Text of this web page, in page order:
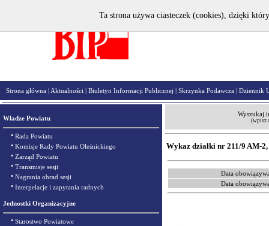
Strona główna | Aktualności | Biuletyn Informacji Publicznej | Skrzynka Podawcza | Dziennik
Władze Powiatu
• Rada Powiatu
• Komisje Rady Powiatu Oleśnickiego
• Zarząd Powiatu
• Transmisje sesji
• Nagrania obrad sesji
• Interpelacje i zapytania radnych
Jednostki Organizacyjne
• Starostwo Powiatowe
Wyszukaj
(wpisz
Wykaz działki nr 211/9 AM-
Data
Data
Ta strona używa ciasteczek (cookies), dzięki